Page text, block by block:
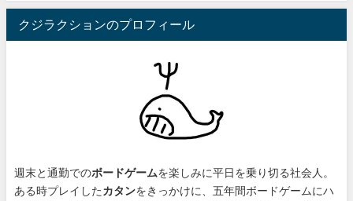
クジラクションのプロフィール
週末と通勤でのボードゲームを楽しみに平日を乗り切る社会人。
ある時プレイした カタンをきっかけに、 五年間ボードゲームにハ